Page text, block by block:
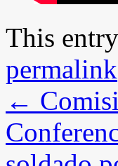
This
permalink
←